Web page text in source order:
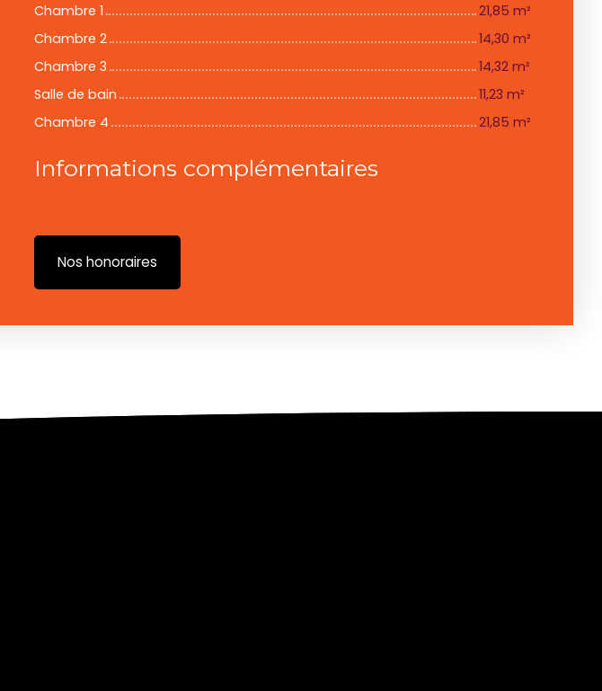
Chambre 1
21,85 m²
Chambre 2
14,30 m²
Chambre 3
14,32 m²
Salle de bain
11,23 m²
Chambre 4
21,85 m²
Informations complémentaires
Nos honoraires